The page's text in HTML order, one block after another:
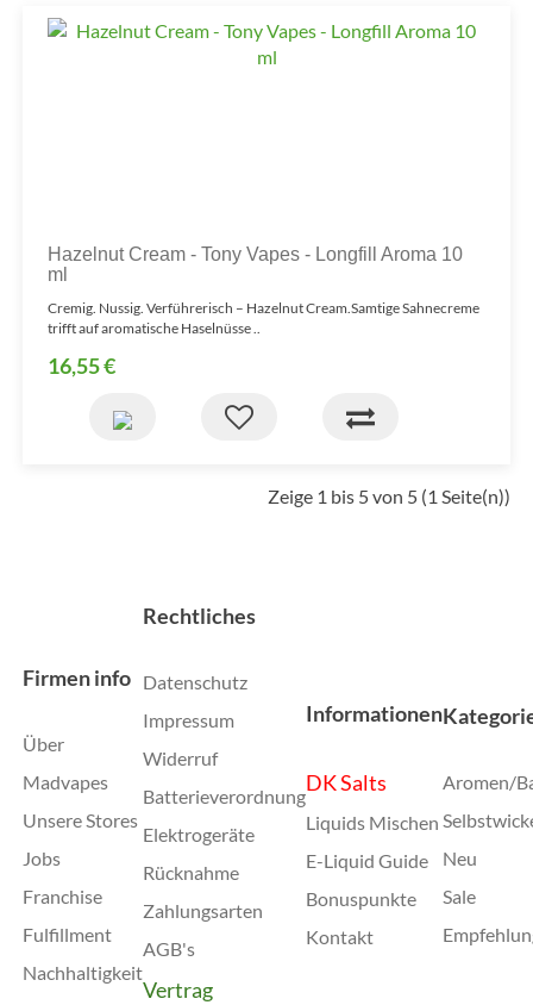
Hazelnut Cream - Tony Vapes - Longfill Aroma 10
ml
Cremig. Nussig. Verführerisch – Hazelnut Cream.Samtige Sahnecreme
trifft auf aromatische Haselnüsse ..
16,55 €
Zeige 1 bis 5 von 5 (1 Seite(n))
Firmen info
Über
Madvapes
Unsere Stores
Jobs
Franchise
Fulfillment
Nachhaltigkeit
Rechtliches
Datenschutz
Impressum
Widerruf
Batterieverordnung
Elektrogeräte
Rücknahme
Zahlungsarten
AGB's
Vertrag
Informationen
DK Salts
Liquids Mischen
E-Liquid Guide
Bonuspunkte
Kontakt
Aromen/
Neu
Sale